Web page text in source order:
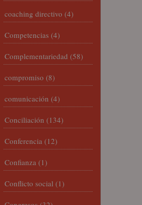
coaching directivo (4)
Competencias (4)
Complementariedad (58)
compromiso (8)
comunicación (4)
Conciliación (134)
Conferencia (12)
Confianza (1)
Conflicto social (1)